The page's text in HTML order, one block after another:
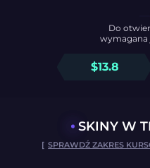
$13.8
Do
wymagana
SKINY W
[SPRAWDŹ ZAKRES